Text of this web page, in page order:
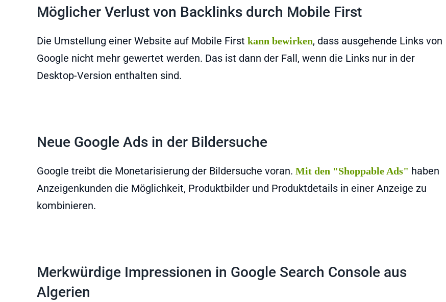
Möglicher Verlust von Backlinks durch Mobile First
Die Umstellung einer Website auf Mobile First kann bewirken, dass ausgehende Links von
Google nicht mehr gewertet werden. Das ist dann der Fall, wenn die Links nur in der
Desktop-Version enthalten sind.
Neue Google Ads in der Bildersuche
Google treibt die Monetarisierung der Bildersuche voran. Mit den "Shoppable Ads" haben
Anzeigenkunden die Möglichkeit, Produktbilder und Produktdetails in einer Anzeige zu
kombinieren.
Merkwürdige Impressionen in Google Search Console aus
Algerien